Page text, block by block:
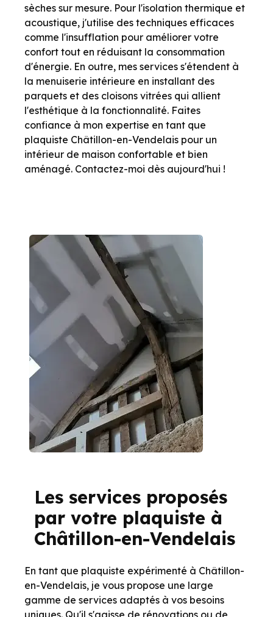
sèches sur mesure. Pour l'isolation thermique et
acoustique, j'utilise des techniques efficaces
comme l'insufflation pour améliorer votre
confort tout en réduisant la consommation
d'énergie. En outre, mes services s'étendent à
la menuiserie intérieure en installant des
parquets et des cloisons vitrées qui allient
l'esthétique à la fonctionnalité. Faites
confiance à mon expertise en tant que
plaquiste Châtillon-en-Vendelais pour un
intérieur de maison confortable et bien
aménagé. Contactez-moi dès aujourd'hui !
Les services proposés
par votre plaquiste à
Châtillon-en-Vendelais
En tant que plaquiste expérimenté à Châtillon-
en-Vendelais, je vous propose une large
gamme de services adaptés à vos besoins
uniques. Qu'il s'agisse de rénovations ou de